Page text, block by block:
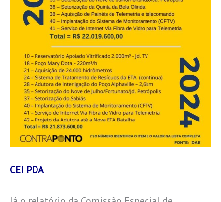
CEI PDA